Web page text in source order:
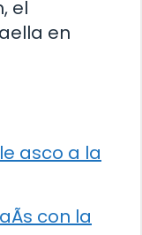
el
en
asco a la
con la